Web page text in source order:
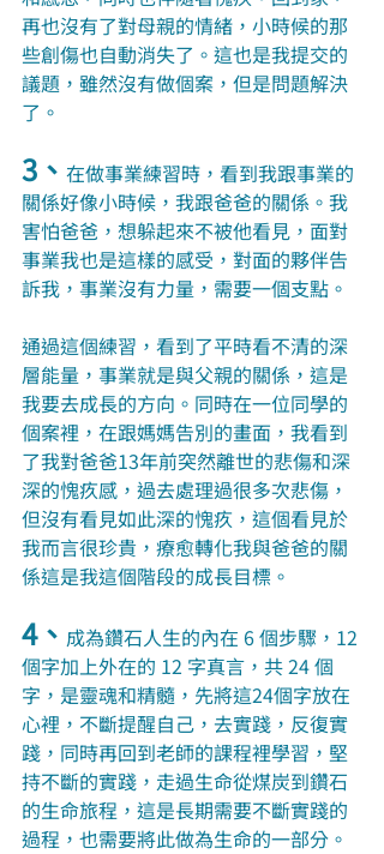
再也沒有了對母親的情緒，小時候的那
些創傷也自動消失了。這也是我提交的
議題，雖然沒有做個案，但是問題解決
了。
3、 在做事業練習時，看到我跟事業的
關係好像小時候，我跟爸爸的關係。我
害怕爸爸，想躲起來不被他看見，面對
事業我也是這樣的感受，對面的夥伴告
訴我，事業沒有力量，需要一個支點。
通過這個練習，看到了平時看不清的深
層能量，事業就是與父親的關係，這是
我要去成長的方向。同時在一位同學的
個案裡，在跟媽媽告別的畫面，我看到
了我對爸爸13年前突然離世的悲傷和深
深的愧疚感，過去處理過很多次悲傷，
但沒有看見如此深的愧疚，這個看見於
我而言很珍貴，療愈轉化我與爸爸的關
係這是我這個階段的成長目標。
4、 成為鑽石人生的內在 6 個步驟，12
個字加上外在的 12 字真言，共 24 個
字，是靈魂和精髓，先將這24個字放在
心裡，不斷提醒自己，去實踐，反復實
踐，同時再回到老師的課程裡學習，堅
持不斷的實踐，走過生命從煤炭到鑽石
的生命旅程，這是長期需要不斷實踐的
過程，也需要將此做為生命的一部分。